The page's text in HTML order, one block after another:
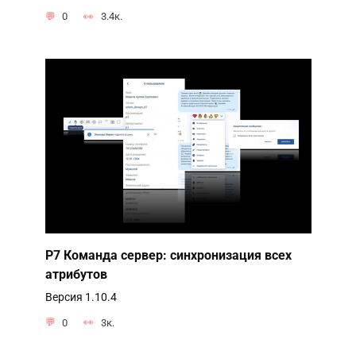
0 3.4к.
Р7 Команда сервер: синхронизация всех
атрибутов
Версия 1.10.4
0 3к.